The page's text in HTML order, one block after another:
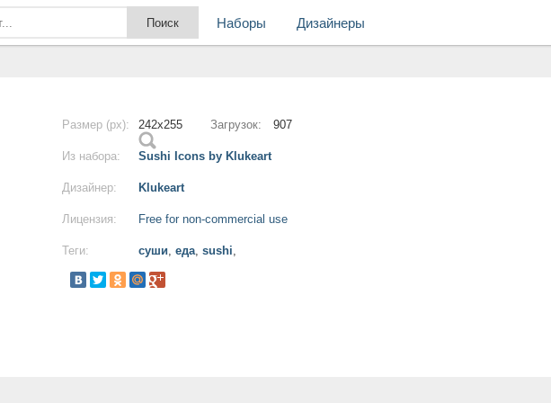
Наборы Дизайнеры
Размер (px): 242x255 Загрузок: 907
Из набора: Sushi Icons by Klukeart
Дизайнер: Klukeart
Лицензия: Free for non-commercial use
Теги: суши, еда, sushi,